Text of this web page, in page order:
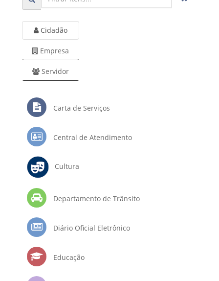
Cidadão
Empresa
Servidor
Carta de Serviços
Central de Atendimento
Cultura
Departamento de Trânsito
Diário Oficial Eletrônico
Educação